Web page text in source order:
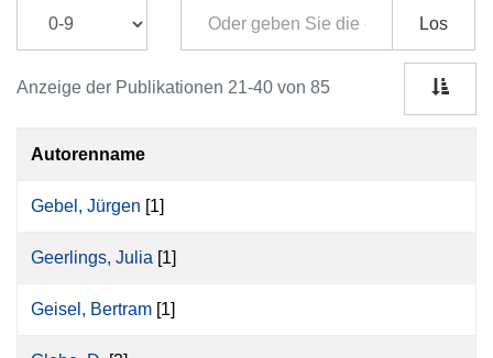
Los
Anzeige der Publikationen 21-40 von 85
Autorenname
Gebel, Jürgen [1]
Geerlings, Julia [1]
Geisel, Bertram [1]